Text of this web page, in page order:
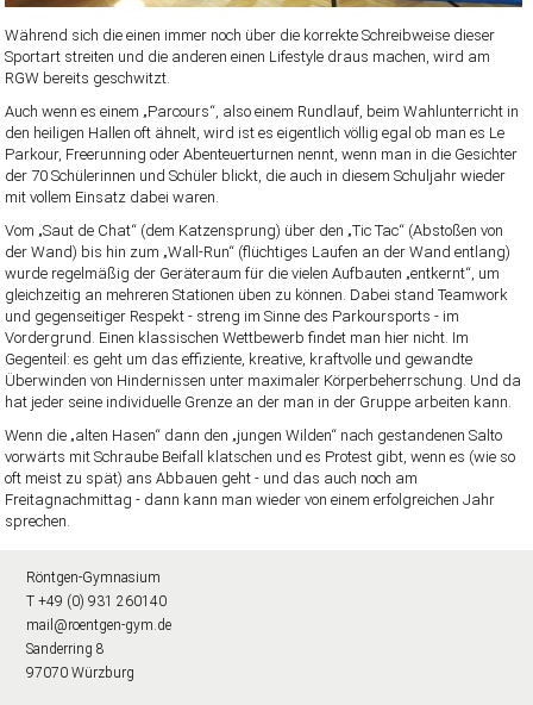
Während sich die einen immer noch über die korrekte Schreibweise dieser
Sportart streiten und die anderen einen Lifestyle draus machen, wird am
RGW bereits geschwitzt.
Auch wenn es einem „Parcours“, also einem Rundlauf, beim Wahlunterricht in
den heiligen Hallen oft ähnelt, wird ist es eigentlich völlig egal ob man es Le
Parkour, Freerunning oder Abenteuerturnen nennt, wenn man in die Gesichter
der 70 Schülerinnen und Schüler blickt, die auch in diesem Schuljahr wieder
mit vollem Einsatz dabei waren.
Vom „Saut de Chat“ (dem Katzensprung) über den „Tic Tac“ (Abstoßen von
der Wand) bis hin zum „Wall-Run“ (flüchtiges Laufen an der Wand entlang)
wurde regelmäßig der Geräteraum für die vielen Aufbauten „entkernt“, um
gleichzeitig an mehreren Stationen üben zu können. Dabei stand Teamwork
und gegenseitiger Respekt - streng im Sinne des Parkoursports - im
Vordergrund. Einen klassischen Wettbewerb findet man hier nicht. Im
Gegenteil: es geht um das effiziente, kreative, kraftvolle und gewandte
Überwinden von Hindernissen unter maximaler Körperbeherrschung. Und da
hat jeder seine individuelle Grenze an der man in der Gruppe arbeiten kann.
Wenn die „alten Hasen“ dann den „jungen Wilden“ nach gestandenen Salto
vorwärts mit Schraube Beifall klatschen und es Protest gibt, wenn es (wie so
oft meist zu spät) ans Abbauen geht - und das auch noch am
Freitagnachmittag - dann kann man wieder von einem erfolgreichen Jahr
sprechen.
Röntgen-Gymnasium
T +49 (0) 931 260140
mail@roentgen-gym.de
Sanderring 8
97070 Würzburg